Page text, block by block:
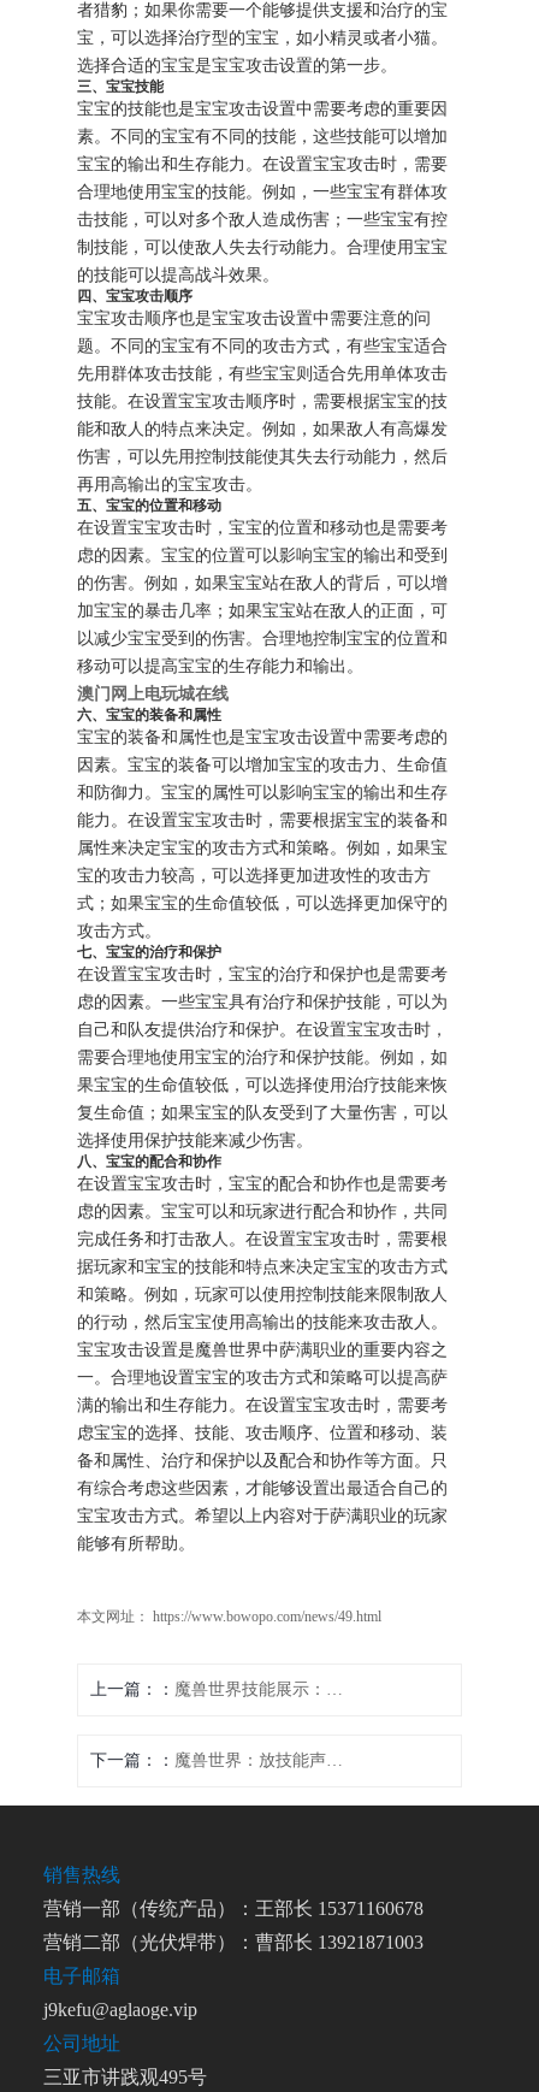
者猎豹；如果你需要一个能够提供支援和治疗的宝
宝，可以选择治疗型的宝宝，如小精灵或者小猫。
选择合适的宝宝是宝宝攻击设置的第一步。
三、宝宝技能
宝宝的技能也是宝宝攻击设置中需要考虑的重要因
素。不同的宝宝有不同的技能，这些技能可以增加
宝宝的输出和生存能力。在设置宝宝攻击时，需要
合理地使用宝宝的技能。例如，一些宝宝有群体攻
击技能，可以对多个敌人造成伤害；一些宝宝有控
制技能，可以使敌人失去行动能力。合理使用宝宝
的技能可以提高战斗效果。
四、宝宝攻击顺序
宝宝攻击顺序也是宝宝攻击设置中需要注意的问
题。不同的宝宝有不同的攻击方式，有些宝宝适合
先用群体攻击技能，有些宝宝则适合先用单体攻击
技能。在设置宝宝攻击顺序时，需要根据宝宝的技
能和敌人的特点来决定。例如，如果敌人有高爆发
伤害，可以先用控制技能使其失去行动能力，然后
再用高输出的宝宝攻击。
五、宝宝的位置和移动
在设置宝宝攻击时，宝宝的位置和移动也是需要考
虑的因素。宝宝的位置可以影响宝宝的输出和受到
的伤害。例如，如果宝宝站在敌人的背后，可以增
加宝宝的暴击几率；如果宝宝站在敌人的正面，可
以减少宝宝受到的伤害。合理地控制宝宝的位置和
移动可以提高宝宝的生存能力和输出。
澳门网上电玩城在线
六、宝宝的装备和属性
宝宝的装备和属性也是宝宝攻击设置中需要考虑的
因素。宝宝的装备可以增加宝宝的攻击力、生命值
和防御力。宝宝的属性可以影响宝宝的输出和生存
能力。在设置宝宝攻击时，需要根据宝宝的装备和
属性来决定宝宝的攻击方式和策略。例如，如果宝
宝的攻击力较高，可以选择更加进攻性的攻击方
式；如果宝宝的生命值较低，可以选择更加保守的
攻击方式。
七、宝宝的治疗和保护
在设置宝宝攻击时，宝宝的治疗和保护也是需要考
虑的因素。一些宝宝具有治疗和保护技能，可以为
自己和队友提供治疗和保护。在设置宝宝攻击时，
需要合理地使用宝宝的治疗和保护技能。例如，如
果宝宝的生命值较低，可以选择使用治疗技能来恢
复生命值；如果宝宝的队友受到了大量伤害，可以
选择使用保护技能来减少伤害。
八、宝宝的配合和协作
在设置宝宝攻击时，宝宝的配合和协作也是需要考
虑的因素。宝宝可以和玩家进行配合和协作，共同
完成任务和打击敌人。在设置宝宝攻击时，需要根
据玩家和宝宝的技能和特点来决定宝宝的攻击方式
和策略。例如，玩家可以使用控制技能来限制敌人
的行动，然后宝宝使用高输出的技能来攻击敌人。
宝宝攻击设置是魔兽世界中萨满职业的重要内容之
一。合理地设置宝宝的攻击方式和策略可以提高萨
满的输出和生存能力。在设置宝宝攻击时，需要考
虑宝宝的选择、技能、攻击顺序、位置和移动、装
备和属性、治疗和保护以及配合和协作等方面。只
有综合考虑这些因素，才能够设置出最适合自己的
宝宝攻击方式。希望以上内容对于萨满职业的玩家
能够有所帮助。
本文网址： https://www.bowopo.com/news/49.html
上一篇： 魔兽世界技能展示：调低画质，依然清晰可见
下一篇： 魔兽世界：放技能声音提示全解析
销售热线
营销一部（传统产品）：王部长 15371160678
营销二部（光伏焊带）：曹部长 13921871003
电子邮箱
j9kefu@aglaoge.vip
公司地址
三亚市讲践观495号